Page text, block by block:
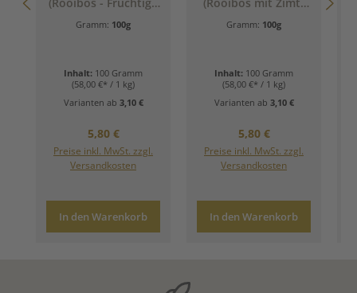
Gramm: 100g
Inhalt: 100 Gramm
(58,00 €* / 1 kg)
Varianten ab 3,10 €
Regulärer Preis:
5,80 €
Preise inkl. MwSt. zzgl.
Versandkosten
In den Warenkorb
Gramm: 100g
Inhalt: 100 Gramm
(58,00 €* / 1 kg)
Varianten ab 3,10 €
Regulärer Preis:
5,80 €
Preise inkl. MwSt. zzgl.
Versandkosten
In den Warenkorb